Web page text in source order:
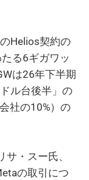
Helios契約の
る6ギガワッ
は26年下半期
ル台後半」の
社の10%）の
サ・スー氏、
の取引につ